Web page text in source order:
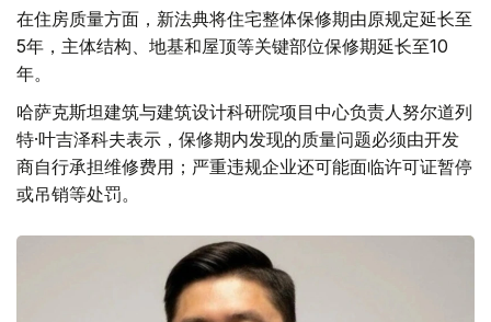
在住房质量方面，新法典将住宅整体保修期由原规定延长至
5年，主体结构、地基和屋顶等关键部位保修期延长至10
年。
哈萨克斯坦建筑与建筑设计科研院项目中心负责人努尔道列
特·叶吉泽科夫表示，保修期内发现的质量问题必须由开发
商自行承担维修费用；严重违规企业还可能面临许可证暂停
或吊销等处罚。